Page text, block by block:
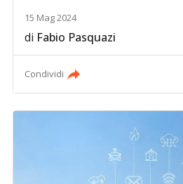
15 Mag 2024
di Fabio Pasquazi
Condividi